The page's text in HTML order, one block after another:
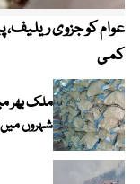
عوام کو جزوی ریلیف،
کمی
ملک بھر
شہروں میں 20 کلو تھیلا 100 روپے تک